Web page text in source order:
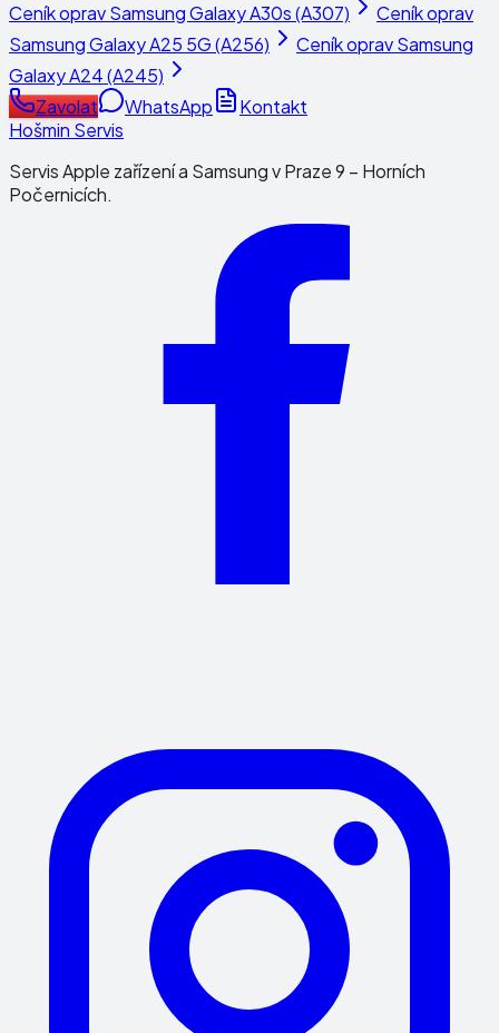
Ceník opravSamsung Galaxy A30s (A307)
Ceník oprav
Samsung Galaxy A25 5G (A256)
Ceník opravSamsung
Galaxy A24 (A245)
Zavolat
WhatsApp
Kontakt
Hošmin Servis
Servis Apple zařízení a Samsung v Praze 9 – Horních
Počernicích.